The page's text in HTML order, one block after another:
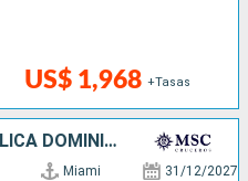
US$ 1,968 +Tasas
HONDURAS, MÉXICO, REPÚBLICA DOMINICANA, PUERTO RICO, BAHAMAS, ESTADOS UNIDOS
Miami 31/12/2027